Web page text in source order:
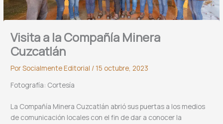
Visita a la Compañía Minera
Cuzcatlán
PorSocialmente Editorial / 15 octubre, 2023
Fotografía: Cortesía
La Compañía Minera Cuzcatlán abrió sus puertas a los medios
de comunicación locales con el fin de dar a conocer la